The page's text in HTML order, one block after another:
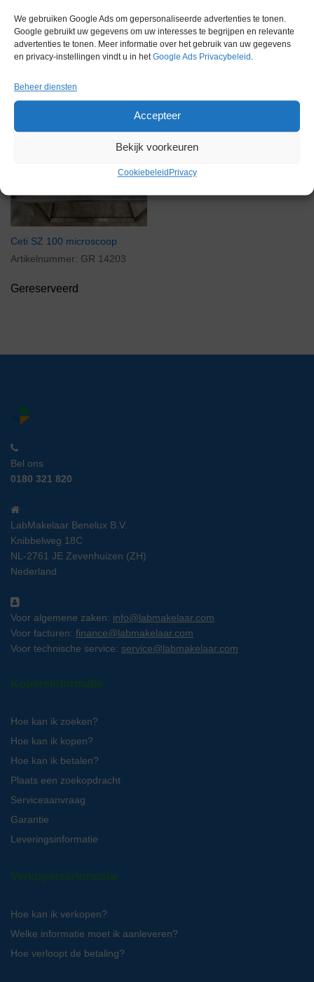
We gebruiken Google Ads om gepersonaliseerde advertenties te tonen.
Google gebruikt uw gegevens om uw interesses te begrijpen en relevante
advertenties te tonen. Meer informatie over het gebruik van uw gegevens
en privacy-instellingen vindt u in hetGoogle Ads Privacybeleid .
Beheer diensten
Accepteer
Bekijk voorkeuren
Cookiebeleid Privacy
Gereserveerd
Ceti SZ 100 microscoop
Artikelnummer: GR 14203
Gereserveerd
Bel ons
0180 321 820
LabMakelaar Benelux B.V.
Knibbelweg 18C
NL-2761 JE Zevenhuizen (ZH)
Nederland
Voor algemene zaken: info@labmakelaar.com
Voor facturen: finance@labmakelaar.com
Voor technische service: service@labmakelaar.com
Kopersinformatie
Hoe kan ik zoeken?
Hoe kan ik kopen?
Hoe kan ik betalen?
Plaats een zoekopdracht
Serviceaanvraag
Garantie
Leveringsinformatie
Verkopersinformatie
Hoe kan ik verkopen?
Welke informatie moet ik aanleveren?
Hoe verloopt de betaling?